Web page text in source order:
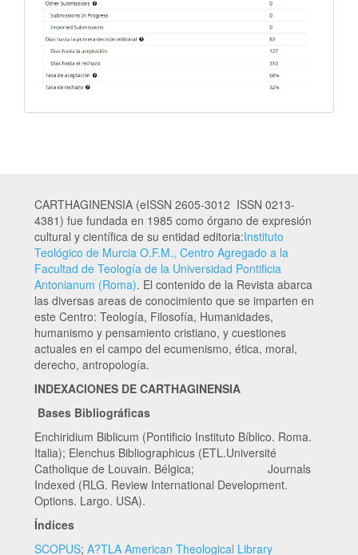
CARTHAGINENSIA (eISSN 2605-3012 ISSN 0213-
4381) fue fundada en 1985 como órgano de expresión
cultural y científica de su entidad editoria:Instituto
Teológico de Murcia O.F.M., Centro Agregado a la
Facultad de Teología de la Universidad Pontificia
Antonianum (Roma). El contenido de la Revista abarca
las diversas areas de conocimiento que se imparten en
este Centro: Teología, Filosofía, Humanidades,
humanismo y pensamiento cristiano, y cuestiones
actuales en el campo del ecumenismo, ética, moral,
derecho, antropología.
INDEXACIONES DE CARTHAGINENSIA
Bases Bibliográficas
Enchiridium Biblicum (Pontificio Instituto Bíblico. Roma.
Italia); Elenchus Bibliographicus (ETL.Université
Catholique de Louvain. Bélgica; Journals
Indexed (RLG. Review International Development.
Options. Largo. USA).
Índices
SCOPUS; A?TLA American Theological Library